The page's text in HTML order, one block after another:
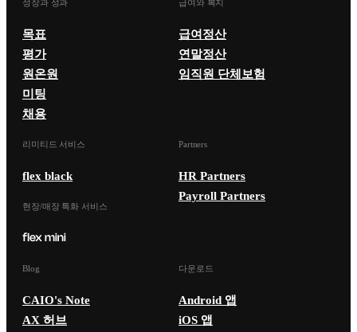
성장과 성과
목표
평가
원온원
미팅
채용
급여와 복지
급여정산
연말정산
임직원 단체보험
리미티드 서비스
flex black
현장/매장 특화 서비스
Partners
HR Partners
Payroll Partners
Blog
CAIO's Note
AX 허브
다운로드
Android 앱
iOS 앱